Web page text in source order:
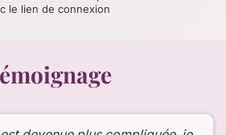
le lien de connexion